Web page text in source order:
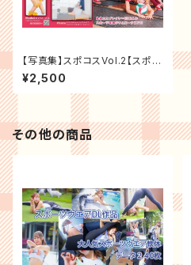
【写真集】スポコスVol.2【スポー
ツ×コスプレ×軟体】
¥2,500
その他の商品